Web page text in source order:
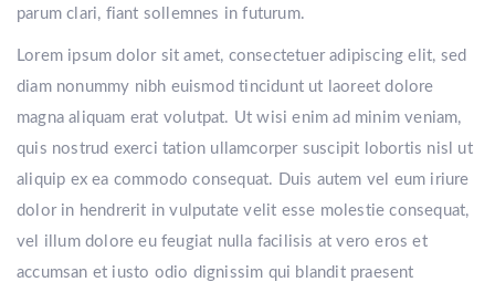
parum clari, fiant sollemnes in futurum.
Lorem ipsum dolor sit amet, consectetuer adipiscing elit, sed
diam nonummy nibh euismod tincidunt ut laoreet dolore
magna aliquam erat volutpat. Ut wisi enim ad minim veniam,
quis nostrud exerci tation ullamcorper suscipit lobortis nisl ut
aliquip ex ea commodo consequat. Duis autem vel eum iriure
dolor in hendrerit in vulputate velit esse molestie consequat,
vel illum dolore eu feugiat nulla facilisis at vero eros et
accumsan et iusto odio dignissim qui blandit praesent